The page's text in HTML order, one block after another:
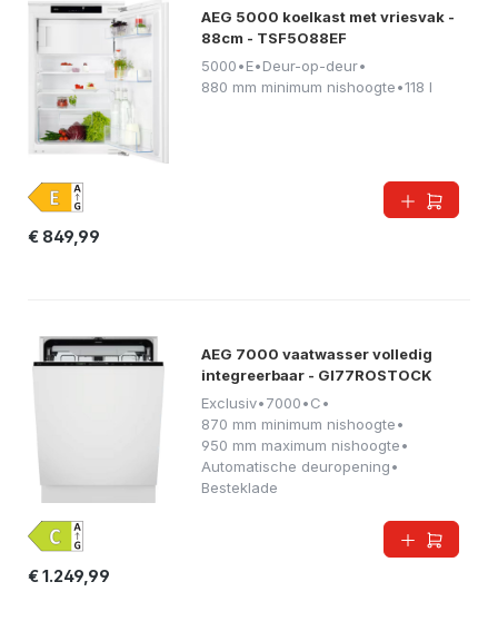
AEG 5000 koelkast met vriesvak -
88cm - TSF5O88EF
5000•E•Deur-op-deur•
880 mm minimum nishoogte•118 l
€ 849,99
AEG 7000 vaatwasser volledig
integreerbaar - GI77ROSTOCK
Exclusiv•7000•C•
870 mm minimum nishoogte•
950 mm maximum nishoogte•
Automatische deuropening•
Besteklade
€ 1.249,99